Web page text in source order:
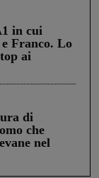
in cui
Franco. Lo
ai
di
che
nel